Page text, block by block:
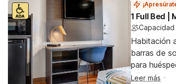
1 Full Bed |
Capacidad
Habitación
barras de
para
Leer más